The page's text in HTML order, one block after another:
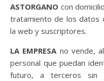
ASTORGANO con
tratamiento de los datos
la web y suscriptores.
LA EMPRESA no vende,
personal que puedan
futuro, a terceros sin